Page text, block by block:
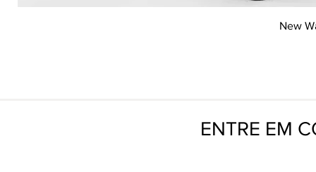
New
ENTRE EM